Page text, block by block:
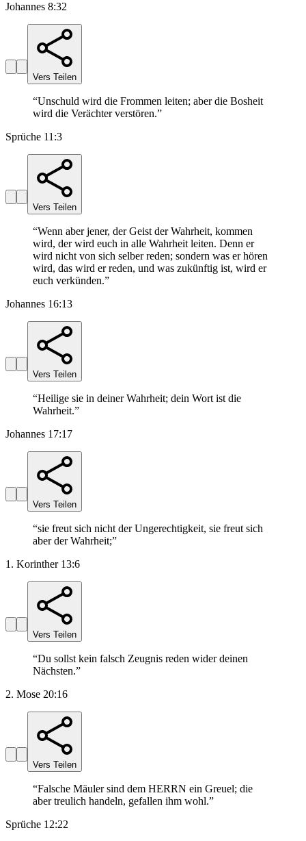
Johannes 8:32
Vers Teilen
“Unschuld wird die Frommen leiten; aber die Bosheit
wird die Verächter verstören.”
Sprüche 11:3
Vers Teilen
“Wenn aber jener, der Geist der Wahrheit, kommen
wird, der wird euch in alle Wahrheit leiten. Denn er
wird nicht von sich selber reden; sondern was er hören
wird, das wird er reden, und was zukünftig ist, wird er
euch verkünden.”
Johannes 16:13
Vers Teilen
“Heilige sie in deiner Wahrheit; dein Wort ist die
Wahrheit.”
Johannes 17:17
Vers Teilen
“sie freut sich nicht der Ungerechtigkeit, sie freut sich
aber der Wahrheit;”
1. Korinther 13:6
Vers Teilen
“Du sollst kein falsch Zeugnis reden wider deinen
Nächsten.”
2. Mose 20:16
Vers Teilen
“Falsche Mäuler sind dem HERRN ein Greuel; die
aber treulich handeln, gefallen ihm wohl.”
Sprüche 12:22